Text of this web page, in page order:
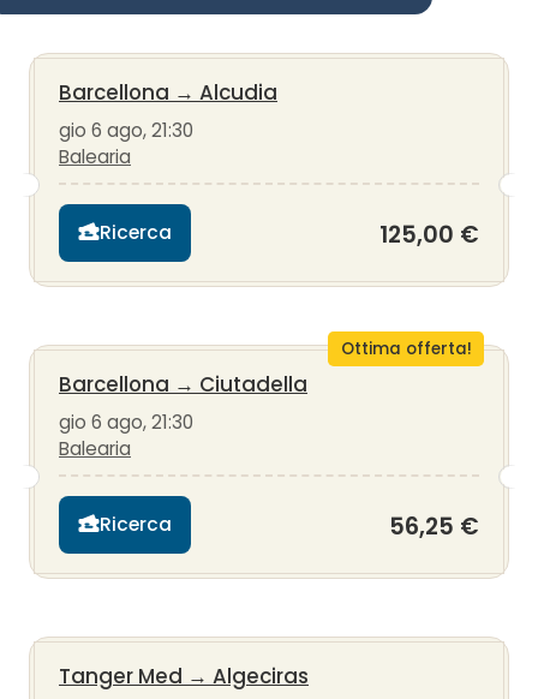
Barcellona → Alcudia
gio 6 ago, 21:30
Balearia
Ricerca 125,00 €
Ottima offerta!
Barcellona → Ciutadella
gio 6 ago, 21:30
Balearia
Ricerca 56,25 €
Tanger Med → Algeciras